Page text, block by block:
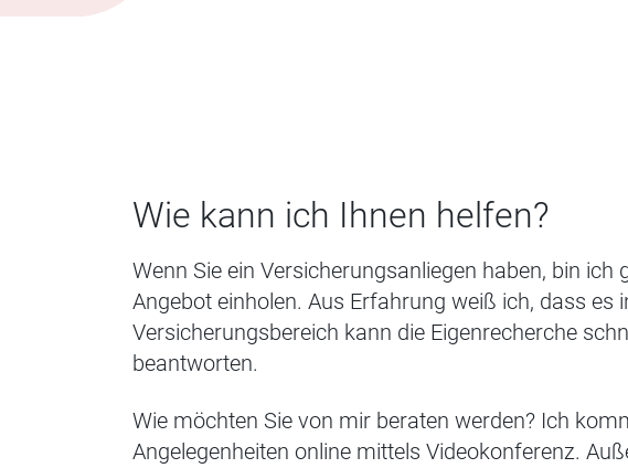
Wie kann ich Ihnen helfen?
Wenn Sie ein Versicherungsanliegen haben, bin ich
Angebot einholen. Aus Erfahrung weiß ich, dass es
Versicherungsbereich kann die Eigenrecherche
beantworten.
Wie möchten Sie von mir beraten werden? Ich
Angelegenheiten online mittels Videokonferenz.